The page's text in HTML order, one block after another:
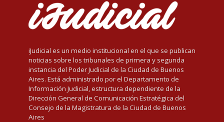
iJudicial es un medio institucional en el que se publican
noticias sobre los tribunales de primera y segunda
instancia del Poder Judicial de la Ciudad de Buenos
Aires. Está administrado por el Departamento de
Información Judicial, estructura dependiente de la
Dirección General de Comunicación Estratégica del
Consejo de la Magistratura de la Ciudad de Buenos
Aires